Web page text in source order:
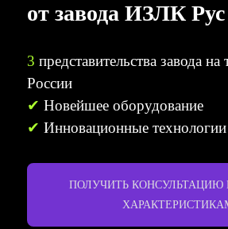
от завода ИЗЛК Рус
3 представительства завода
России
✔ Новейшее оборудование
✔ Инновационные технологии
ПОЛУЧИТЬ КОНСУЛЬТАЦИЮ